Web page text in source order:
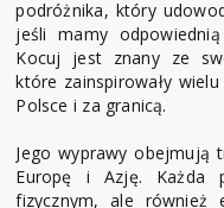
podróżnika, który
jeśli mamy
Kocuj jest znany ze
które zainspirowały
Polsce i za granicą.
Jego wyprawy obejmują
Europę i Azję. Każda
fizycznym, ale również